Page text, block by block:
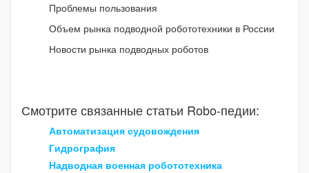
Проблемы пользования
Объем рынка подводной робототехники в России
Новости рынка подводных роботов
Смотрите связанные статьи Robo-педии:
Автоматизация судовождения
Гидрография
Надводная военная робототехника